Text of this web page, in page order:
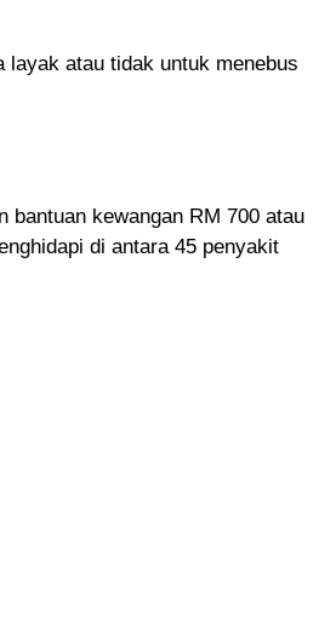
layak atau tidak untuk menebus
bantuan kewangan RM 700 atau
di antara 45 penyakit